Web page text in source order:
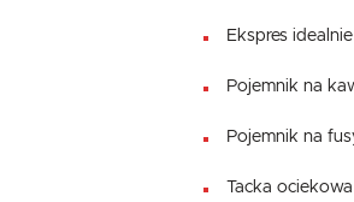
Ekspres
Pojemnik na
Pojemnik na
Tacka ociekowa